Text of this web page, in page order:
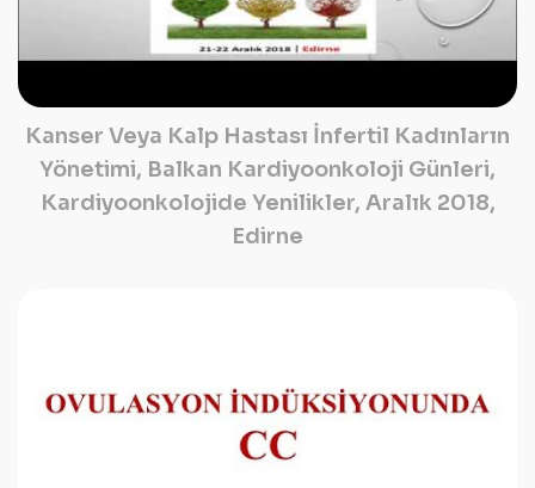
Kanser Veya Kalp Hastası İnfertil Kadınların
Yönetimi, Balkan Kardiyoonkoloji Günleri,
Kardiyoonkolojide Yenilikler, Aralık 2018,
Edirne